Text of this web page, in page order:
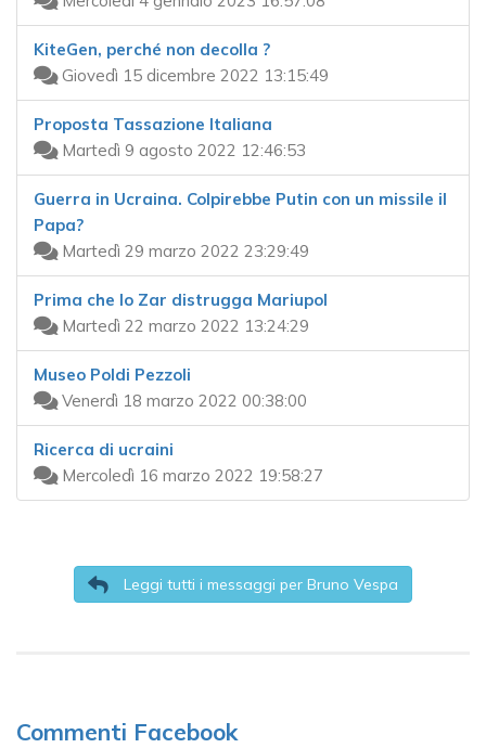
KiteGen, perché non decolla ?
Giovedì 15 dicembre 2022 13:15:49
Proposta Tassazione Italiana
Martedì 9 agosto 2022 12:46:53
Guerra in Ucraina. Colpirebbe Putin con un missile il
Papa?
Martedì 29 marzo 2022 23:29:49
Prima che lo Zar distrugga Mariupol
Martedì 22 marzo 2022 13:24:29
Museo Poldi Pezzoli
Venerdì 18 marzo 2022 00:38:00
Ricerca di ucraini
Mercoledì 16 marzo 2022 19:58:27
Leggi tutti i messaggi per Bruno Vespa
Commenti Facebook